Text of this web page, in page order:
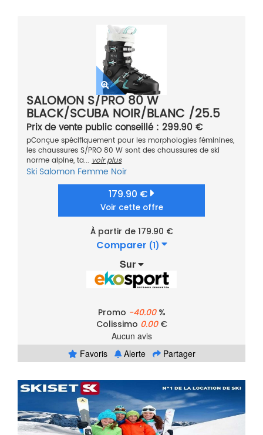
SALOMON S/PRO 80 W
BLACK/SCUBA NOIR/BLANC /25.5
2021
Prix de vente public conseillé : 299.90 €
pConçue spécifiquement pour les morphologies féminines,
les chaussures S/PRO 80 W sont des chaussures de ski
norme alpine, ta... voir plus
Ski Salomon Femme Noir
179.90 €
Voir cette offre
À partir de 179.90 €
Comparer (1)
Sur
Promo -40.00%
Colissimo 0.00€
Aucun avis
Favoris
Alerte Partager